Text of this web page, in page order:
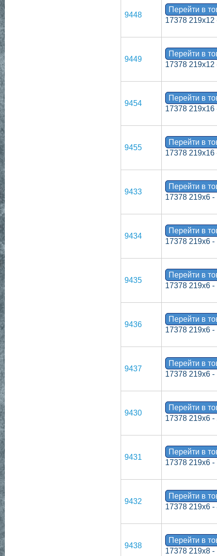
9448
Перейти в
17378 219х12
9449
Перейти в
17378 219х12
9454
Перейти в
17378 219х16
9455
Перейти в
17378 219х16
9433
Перейти в
17378 219х6 -
9434
Перейти в
17378 219х6 -
9435
Перейти в
17378 219х6 -
9436
Перейти в
17378 219х6 -
9437
Перейти в
17378 219х6 -
9430
Перейти в
17378 219х6 -
9431
Перейти в
17378 219х6 -
9432
Перейти в
17378 219х6 -
9438
Перейти в
17378 219х8 -